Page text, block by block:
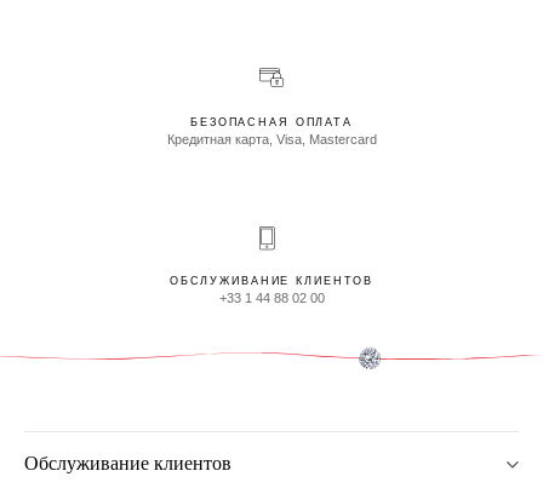
БЕЗОПАСНАЯ ОПЛАТА
Кредитная карта, Visa, Mastercard
ОБСЛУЖИВАНИЕ КЛИЕНТОВ
+33 1 44 88 02 00
Обслуживание клиентов